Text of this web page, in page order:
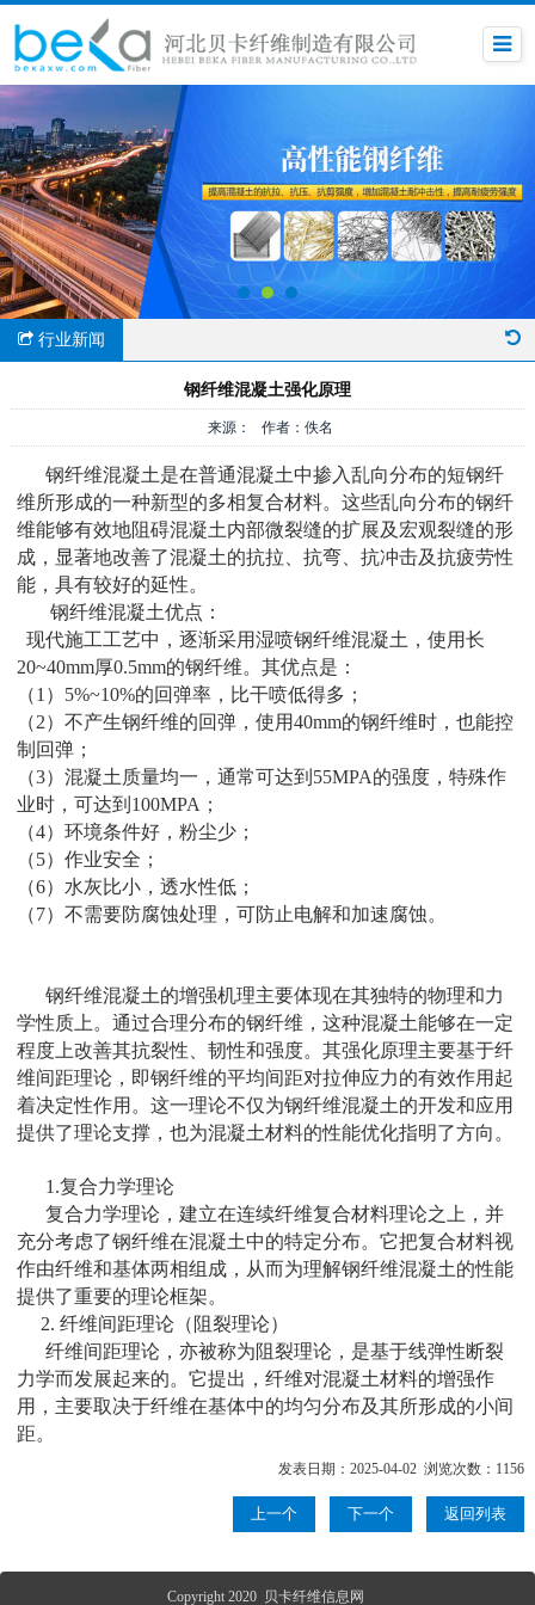
行业新闻
钢纤维混凝土强化原理
来源： 作者：佚名
钢纤维混凝土是在普通混凝土中掺入乱向分布的短钢纤
维所形成的一种新型的多相复合材料。这些乱向分布的钢纤
维能够有效地阻碍混凝土内部微裂缝的扩展及宏观裂缝的形
成，显著地改善了混凝土的抗拉、抗弯、抗冲击及抗疲劳性
能，具有较好的延性。
钢纤维混凝土优点：
现代施工工艺中，逐渐采用湿喷钢纤维混凝土，使用长
20~40mm厚0.5mm的钢纤维。其优点是：
（1）5%~10%的回弹率，比干喷低得多；
（2）不产生钢纤维的回弹，使用40mm的钢纤维时，也能控
制回弹；
（3）混凝土质量均一，通常可达到55MPA的强度，特殊作
业时，可达到100MPA；
（4）环境条件好，粉尘少；
（5）作业安全；
（6）水灰比小，透水性低；
（7）不需要防腐蚀处理，可防止电解和加速腐蚀。
钢纤维混凝土的增强机理主要体现在其独特的物理和力
学性质上。通过合理分布的钢纤维，这种混凝土能够在一定
程度上改善其抗裂性、韧性和强度。其强化原理主要基于纤
维间距理论，即钢纤维的平均间距对拉伸应力的有效作用起
着决定性作用。这一理论不仅为钢纤维混凝土的开发和应用
提供了理论支撑，也为混凝土材料的性能优化指明了方向。
1.复合力学理论
复合力学理论，建立在连续纤维复合材料理论之上，并
充分考虑了钢纤维在混凝土中的特定分布。它把复合材料视
作由纤维和基体两相组成，从而为理解钢纤维混凝土的性能
提供了重要的理论框架。
2. 纤维间距理论（阻裂理论）
纤维间距理论，亦被称为阻裂理论，是基于线弹性断裂
力学而发展起来的。它提出，纤维对混凝土材料的增强作
用，主要取决于纤维在基体中的均匀分布及其所形成的小间
距。
发表日期：2025-04-02 浏览次数：1156
上一个 下一个 返回列表
Copyright 2020 贝卡纤维信息网